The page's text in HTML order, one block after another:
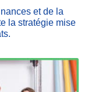
et de la
la stratégie mise